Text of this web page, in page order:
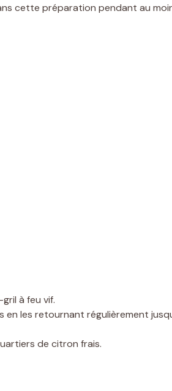
cette préparation pendant au
à feu vif.
en les retournant régulièrement
de citron frais.